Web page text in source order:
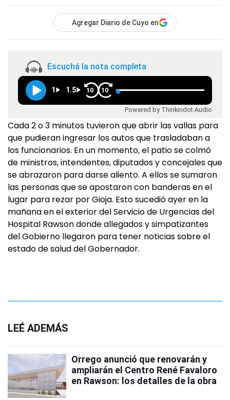
Agregar Diario de Cuyo en
Escuchá la nota completa
1 1.5 10 10
Powered by Thinkindot Audio
Cada 2 o 3 minutos tuvieron que abrir las vallas para
que pudieran ingresar los autos que trasladaban a
los funcionarios. En un momento, el patio se colmó
de ministros, intendentes, diputados y concejales que
se abrazaron para darse aliento. A ellos se sumaron
las personas que se apostaron con banderas en el
lugar para rezar por Gioja. Esto sucedió ayer en la
mañana en el exterior del Servicio de Urgencias del
Hospital Rawson donde allegados y simpatizantes
del Gobierno llegaron para tener noticias sobre el
estado de salud del Gobernador.
LEÉ ADEMÁS
Orrego anunció que renovarán y
ampliarán el Centro René Favaloro
en Rawson: los detalles de la obra